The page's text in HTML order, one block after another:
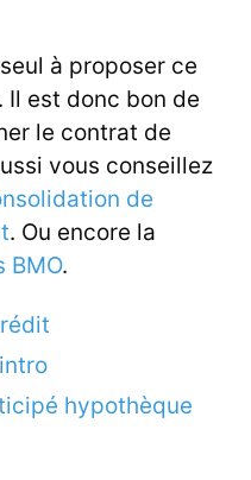
à proposer ce
est donc bon de
le contrat de
vous conseillez
de
. Ou encore la
BMO.
hypothèque